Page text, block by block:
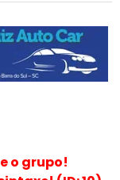
o grupo!